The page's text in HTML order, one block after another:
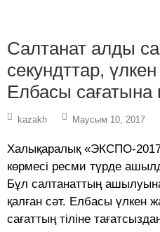
Салтанат алды
секундттар,
Елбасы
kazakh Маусым 10, 2017
Халықаралық «ЭКСПО-
көрмесі ресми түрде
Бұл салтанаттың
қалған сәт. Елбасы үлкен
сағаттың тіліне